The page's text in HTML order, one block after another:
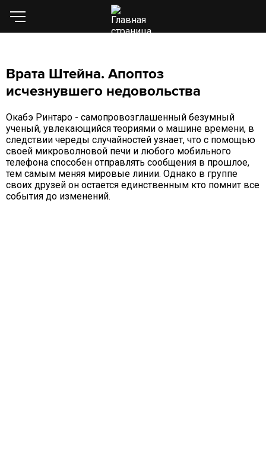
Врата Штейна. Апоптоз
исчезнувшего недовольства
Окабэ Ринтаро - самопровозглашенный безумный
ученый, увлекающийся теориями о машине времени, в
следствии череды случайностей узнает, что с помощью
своей микроволновой печи и любого мобильного
телефона способен отправлять сообщения в прошлое,
тем самым меняя мировые линии. Однако в группе
своих друзей он остается единственным кто помнит все
события до изменений.